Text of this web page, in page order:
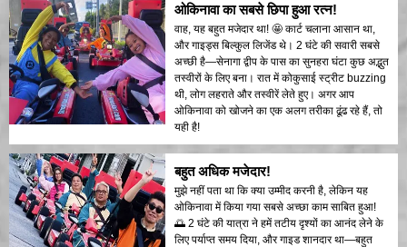
ओकिनावा का सबसे छिपा हुआ रत्न!
वाह, यह बहुत मजेदार था! 🤩 कार्ट चलाना आसान था,
और गाइड्स बिल्कुल लिजेंड थे। 2 घंटे की सवारी सबसे
अच्छी है—सेनागा द्वीप के पास का सुनहरा घंटा कुछ अद्भुत
तस्वीरों के लिए बना। रात में कोकुसाई स्ट्रीट buzzing
थी, लोग लहराते और तस्वीरें लेते हुए। अगर आप
ओकिनावा को खोजने का एक अलग तरीका ढूंढ रहे हैं, तो
यही है!
बहुत अधिक मजेदार!
मुझे नहीं पता था कि क्या उम्मीद करनी है, लेकिन यह
ओकिनावा में किया गया सबसे अच्छा काम साबित हुआ!
🌅 2 घंटे की यात्रा ने हमें तटीय दृश्यों का आनंद लेने के
लिए पर्याप्त समय दिया, और गाइड शानदार था—बहुत